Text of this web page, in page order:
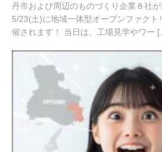
丹市および周辺のものづくり企業８社
5/23(土)に地域一体型オープンファクト
催されます！ 当日は、工場見学やワー